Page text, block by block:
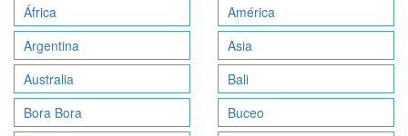
África
América
Argentina
Asia
Australia
Bali
Bora Bora
Buceo